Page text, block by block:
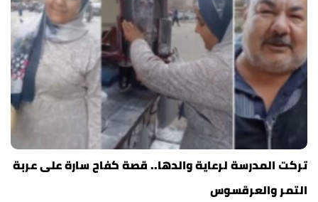
تركت المدرسة لرعاية والدها.. قصة كفاح سارة على عربة
التمر والعرقسوس